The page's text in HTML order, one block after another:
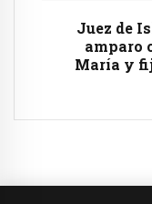
Juez de
amparo
María y